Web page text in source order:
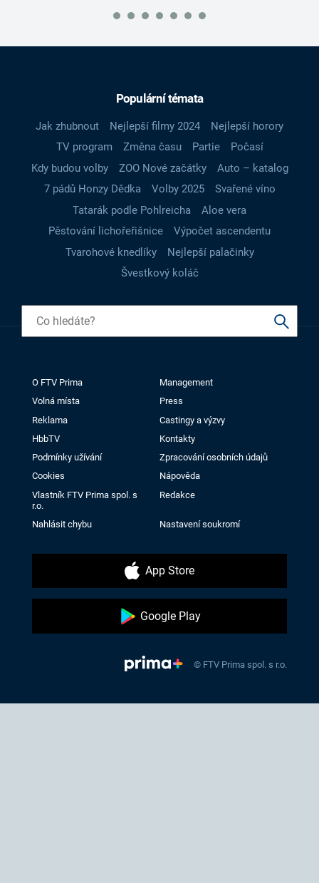
Populární témata
Jak zhubnout Nejlepší filmy 2024
Nejlepší horory
TV program
Změna času Partie
Počasí
Kdy budou volby
ZOO Nové začátky
Auto – katalog
7 pádů Honzy Dědka
Volby 2025
Svařené víno
Tatarák podle Pohlreicha
Aloe vera
Pěstování lichořeřišnice
Výpočet ascendentu
Tvarohové knedlíky
Nejlepší palačinky
Švestkový koláč
O FTV Prima
Management
Volná místa
Press
Reklama
Castingy a výzvy
HbbTV
Kontakty
Podmínky užívání
Zpracování osobních údajů
Cookies
Nápověda
Vlastník FTV Prima spol. s
r.o.
Redakce
Nahlásit chybu Nastavení soukromí
App Store
Google Play
© FTV Prima spol. s r.o.